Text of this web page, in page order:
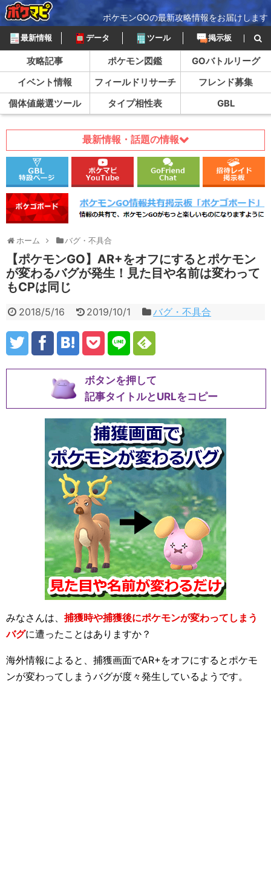
ポケモンGOの最新攻略情報をお届けします
最新情報 データ ツール 掲示板
攻略記事 ポケモン図鑑
GOバトルリーグ
イベント情報
フィールドリサーチ
フレンド募集
個体値厳選ツール
タイプ相性表 GBL
最新情報・話題の情報
ホーム バグ・不具合
【ポケモンGO】AR+をオフにするとポケモン
が変わるバグが発生！見た目や名前は変わって
もCPは同じ
2018/5/16 2019/10/1 バグ・不具合
ボタンを押して
記事タイトルとURLをコピー
みなさんは、 捕獲時や捕獲後にポケモンが変わってしまう
バグに遭ったことはありますか？
海外情報によると、捕獲画面でAR+をオフにするとポケモ
ンが変わってしまうバグが度々発生しているようです。